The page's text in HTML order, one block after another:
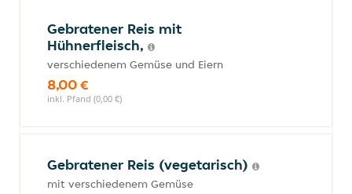
Gebratener Reis mit
Hühnerfleisch,
verschiedenem Gemüse und Eiern
8,00 €
inkl. Pfand (0,00 €)
Gebratener Reis (vegetarisch)
mit verschiedenem Gemüse